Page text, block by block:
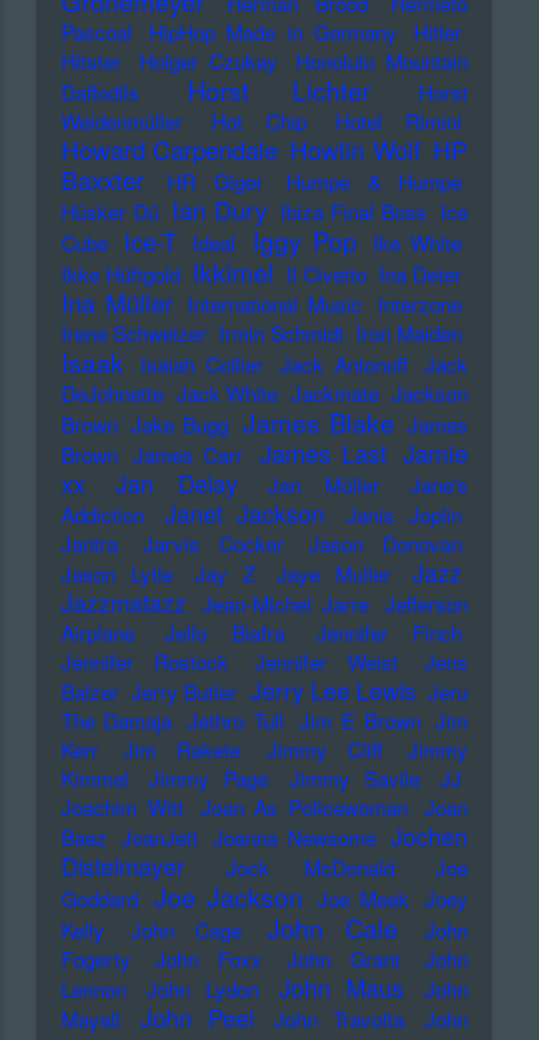
Pascoal
HipHop Made in Germany
Hitler
Hitster
Holger Czukay
Honolulu Mountain
Daffodils
Horst Lichter
Horst
Weidenmüller
Hot Chip Hotel Rimini
Howard Carpendale Howlin Wolf HP
Baxxter
HR Giger
Humpe & Humpe
Hüsker Dü Ian Dury Ibiza Final Boss Ice
Cube
Ice-T Ideal Iggy Pop Ike White
Ikke Hüftgold Ikkimel Il Civetto Ina Deter
Ina Müller International Music Interzone
Irene Schweizer Irmin Schmidt Iron Maiden
Isaak Isaiah Collier Jack Antonoff Jack
DeJohnette Jack White Jackmate Jackson
Brown Jake Bugg James Blake James
Brown James Carr James Last Jamie
xx
Jan Delay Jan Müller
Jane's
Addiction
Janet Jackson
Janis Joplin
Jantra
Jarvis Cocker
Jason Donovan
Jason Lytle
Jay Z Jaye Muller
Jazz
Jazzmatazz Jean-Michel Jarre Jefferson
Airplane
Jello Biafra
Jennifer Finch
Jennifer Rostock
Jennifer Weist
Jens
Balzer Jerry Butler Jerry Lee Lewis Jeru
The Damaja Jethro Tull Jim E Brown Jim
Kerr
Jim Rakete Jimmy Cliff
Jimmy
Kimmel
Jimmy Page Jimmy Savile
JJ
Joachim Witt Joan As Policewoman Joan
Baez JoanJett Joanna Newsome Jochen
Distelmayer
Jock McDonald
Joe
Goddard Joe Jackson Joe Meek Joey
Kelly
John Cage John Cale
John
Fogerty
John Foxx John Grant
John
Lennon
John Lydon John Maus
John
Mayall
John Peel John Travolta
John